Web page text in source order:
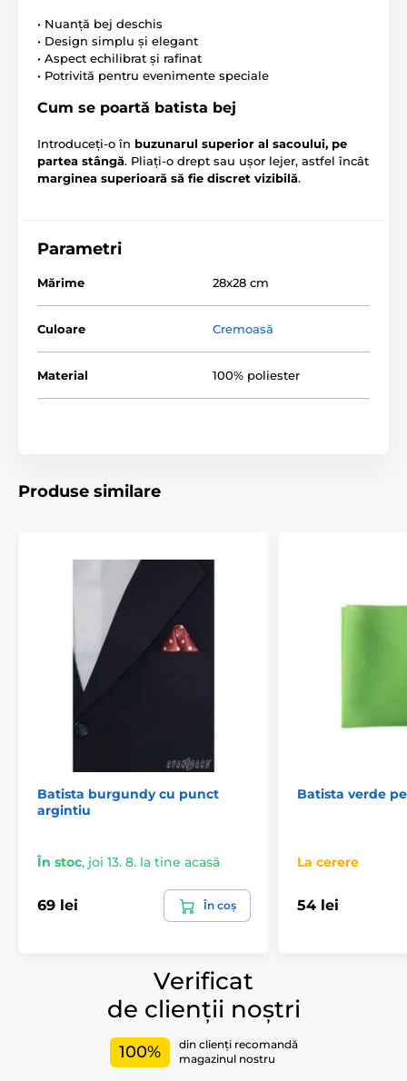
• Nuanță bej deschis
• Design simplu și elegant
• Aspect echilibrat și rafinat
• Potrivită pentru evenimente speciale
Cum se poartă batista bej
Introduceți-o în buzunarul superior al sacoului, pe
partea stângă. Pliați-o drept sau ușor lejer, astfel încât
marginea superioară să fie discret vizibilă.
Parametri
Mărime 28x28 cm
Culoare Cremoasă
Material 100% poliester
Produse similare
Batista burgundy cu punct
argintiu
În stoc, joi 13. 8. la tine acasă
69 lei În coș
Batista verde
La cerere
54 lei
Verificat
de clienții noștri
100%
din clienți recomandă
magazinul nostru